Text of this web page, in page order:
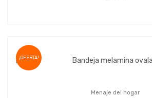
¡OFERTA!
Menaje del hogar